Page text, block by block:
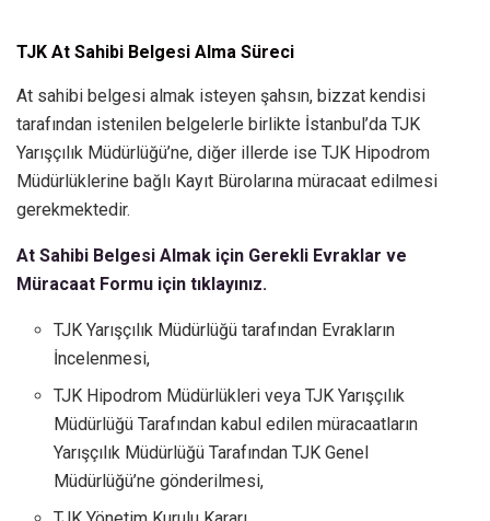
TJK At Sahibi Belgesi Alma Süreci
At sahibi belgesi almak isteyen şahsın, bizzat kendisi
tarafından istenilen belgelerle birlikte İstanbul’da TJK
Yarışçılık Müdürlüğü’ne, diğer illerde ise TJK Hipodrom
Müdürlüklerine bağlı Kayıt Bürolarına müracaat edilmesi
gerekmektedir.
At Sahibi Belgesi Almak için Gerekli Evraklar ve
Müracaat Formu için tıklayınız.
TJK Yarışçılık Müdürlüğü tarafından Evrakların
İncelenmesi,
TJK Hipodrom Müdürlükleri veya TJK Yarışçılık
Müdürlüğü Tarafından kabul edilen müracaatların
Yarışçılık Müdürlüğü Tarafından TJK Genel
Müdürlüğü’ne gönderilmesi,